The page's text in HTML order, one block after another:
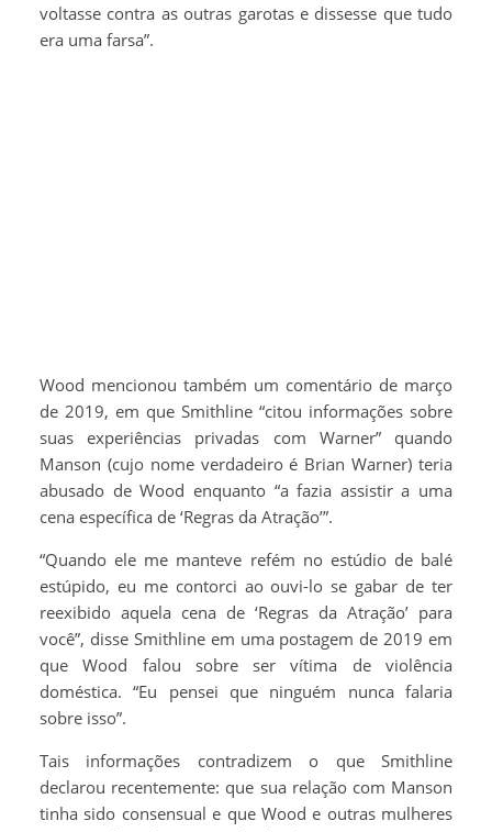
voltasse contra as outras garotas e dissesse que tudo
era uma farsa”.
Wood mencionou também um comentário de março
de 2019, em que Smithline “citou informações sobre
suas experiências privadas com Warner” quando
Manson (cujo nome verdadeiro é Brian Warner) teria
abusado de Wood enquanto “a fazia assistir a uma
cena específica de ‘Regras da Atração’”.
“Quando ele me manteve refém no estúdio de balé
estúpido, eu me contorci ao ouvi-lo se gabar de ter
reexibido aquela cena de ‘Regras da Atração’ para
você”, disse Smithline em uma postagem de 2019 em
que Wood falou sobre ser vítima de violência
doméstica. “Eu pensei que ninguém nunca falaria
sobre isso”.
Tais informações contradizem o que Smithline
declarou recentemente: que sua relação com Manson
tinha sido consensual e que Wood e outras mulheres